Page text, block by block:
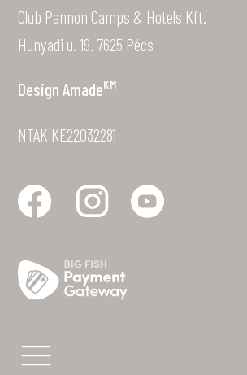
Club Pannon Camps & Hotels Kft.
Hunyadi u. 19. 7625 Pécs
Design AmadeKM
NTAK KE22032281